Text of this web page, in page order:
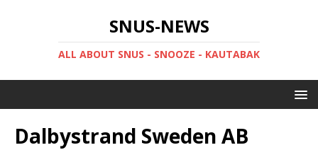
SNUS-NEWS
ALL ABOUT SNUS - SNOOZE - KAUTABAK
Dalbystrand Sweden AB